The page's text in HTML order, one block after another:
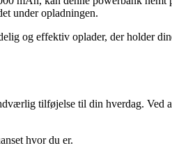
under opladningen.
og effektiv oplader, der holder
tilføjelse til din hverdag.
hvor du er.